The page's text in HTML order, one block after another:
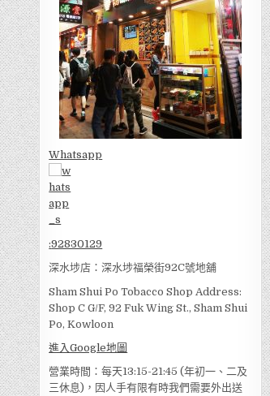
Whatsapp
:92830129
深水埗店：深水埗福榮街92C號地舖
Sham Shui Po Tobacco Shop Address:
Shop C G/F, 92 Fuk Wing St., Sham Shui
Po, Kowloon
進入Google地圖
營業時間：每天13:15-21:45 (年初一、二及
三休息)，因人手有限有時我們需要外出送